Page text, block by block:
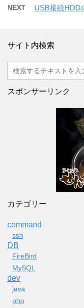
NEXT USB接続HDD
サイト内検索
スポンサーリンク
カテゴリー
command
ssh
DB
FireBird
MySQL
dev
java
php